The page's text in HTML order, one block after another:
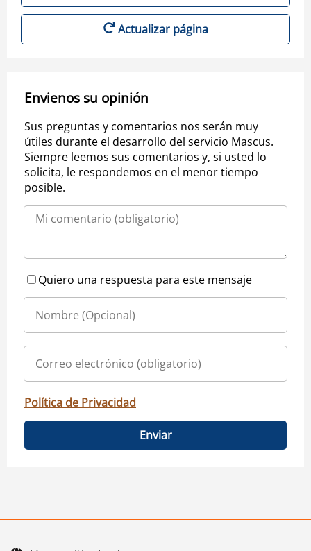
Actualizar página
Envienos su opinión
Sus preguntas y comentarios nos serán muy
útiles durante el desarrollo del servicio Mascus.
Siempre leemos sus comentarios y, si usted lo
solicita, le respondemos en el menor tiempo
posible.
Quiero una respuesta para este mensaje
Política de Privacidad
Enviar